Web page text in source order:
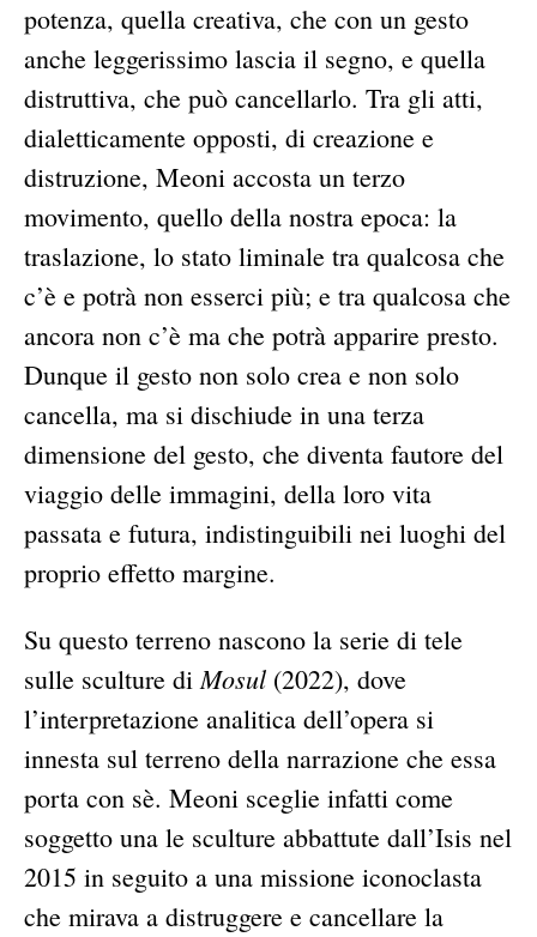
potenza, quella creativa, che con un gesto
anche leggerissimo lascia il segno, e quella
distruttiva, che può cancellarlo. Tra gli atti,
dialetticamente opposti, di creazione e
distruzione, Meoni accosta un terzo
movimento, quello della nostra epoca: la
traslazione, lo stato liminale tra qualcosa che
c’è e potrà non esserci più; e tra qualcosa che
ancora non c’è ma che potrà apparire presto.
Dunque il gesto non solo crea e non solo
cancella, ma si dischiude in una terza
dimensione del gesto, che diventa fautore del
viaggio delle immagini, della loro vita
passata e futura, indistinguibili nei luoghi del
proprio effetto margine.
Su questo terreno nascono la serie di tele
sulle sculture diMosul (2022), dove
l’interpretazione analitica dell’opera si
innesta sul terreno della narrazione che essa
porta con sè. Meoni sceglie infatti come
soggetto una le sculture abbattute dall’Isis nel
2015 in seguito a una missione iconoclasta
che mirava a distruggere e cancellare la